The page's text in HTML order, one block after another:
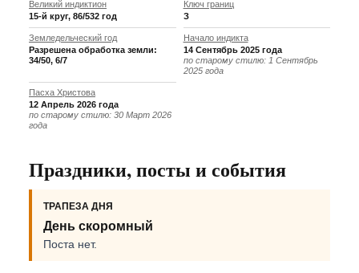
Великий индиктион
15-й круг, 86/532 год
Ключ границ
З
Земледельческий год
Разрешена обработка земли:
34/50, 6/7
Начало индикта
14 Сентябрь 2025 года
по старому стилю: 1 Сентябрь
2025 года
Пасха Христова
12 Апрель 2026 года
по старому стилю: 30 Март 2026
года
Праздники, посты и события
ТРАПЕЗА ДНЯ
День скоромный
Поста нет.